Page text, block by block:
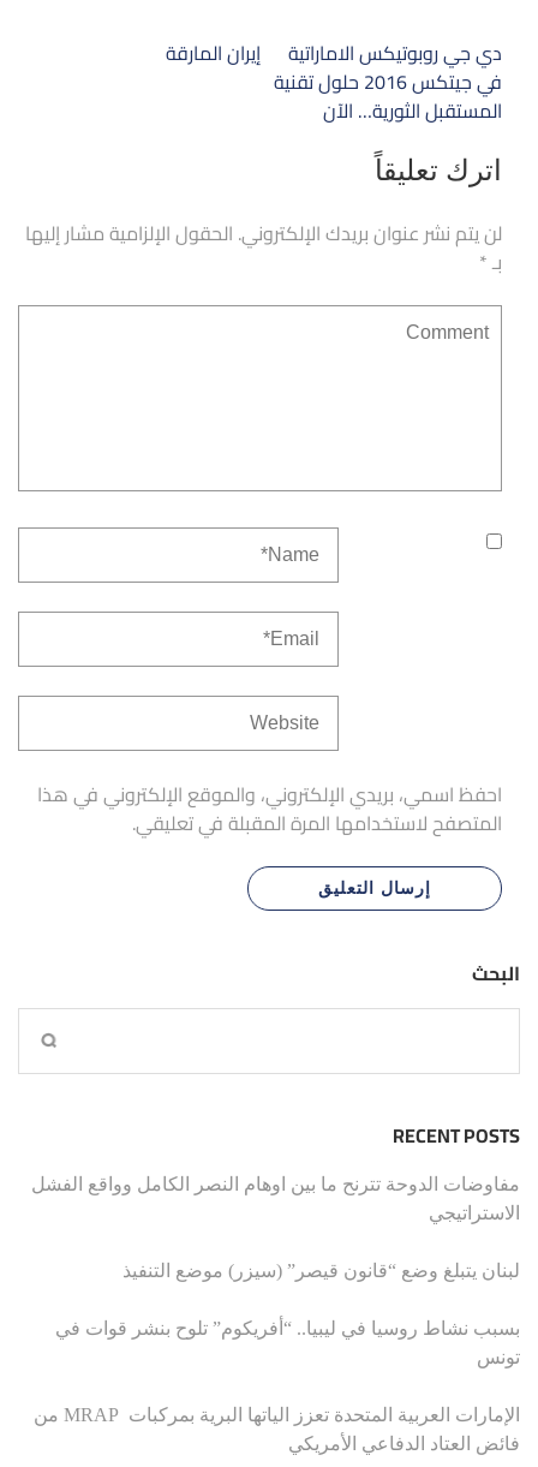
تصفّح
المقالات إيران المارقة
دي جي روبوتيكس الاماراتية
في جيتكس 2016 حلول تقنية
المستقبل الثورية… الآن
اترك تعليقاً
لن يتم نشر عنوان بريدك الإلكتروني. الحقول الإلزامية مشار إليها
بـ*
احفظ اسمي، بريدي الإلكتروني، والموقع الإلكتروني في هذا
المتصفح لاستخدامها المرة المقبلة في تعليقي.
البحث
RECENT POSTS
مفاوضات الدوحة تترنح ما بين اوهام النصر الكامل وواقع الفشل
الاستراتيجي
لبنان يتبلغ وضع “قانون قيصر” (سيزر) موضع التنفيذ
بسبب نشاط روسيا في ليبيا.. “أفريكوم” تلوح بنشر قوات في
تونس
الإمارات العربية المتحدة تعزز الياتها البرية بمركبات MRAP من
فائض العتاد الدفاعي الأمريكي